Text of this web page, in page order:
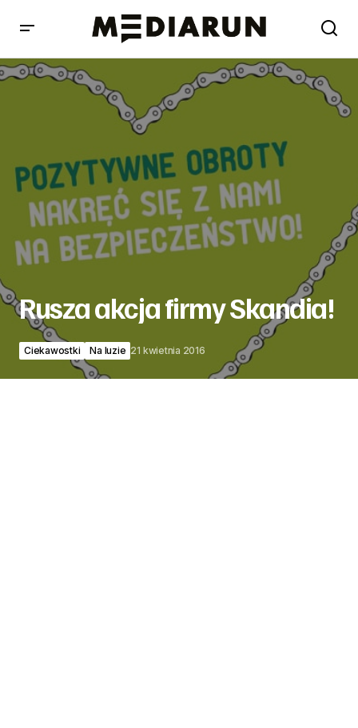
Rusza akcja firmy Skandia!
Rusza akcja firmy Skandia!
Ciekawostki Na luzie 21 kwietnia 2016